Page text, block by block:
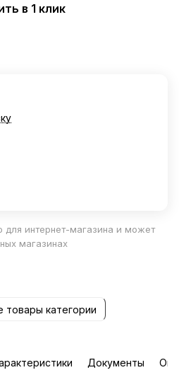
в 1 клик
для интернет-магазина и может
магазинах
товары категории
Документы